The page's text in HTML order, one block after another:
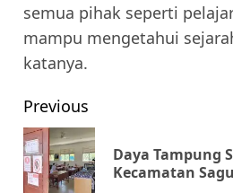
semua pihak seperti
mampu mengetahui
katanya.
Post
navigation
Previous
Daya Tampung
Kecamatan